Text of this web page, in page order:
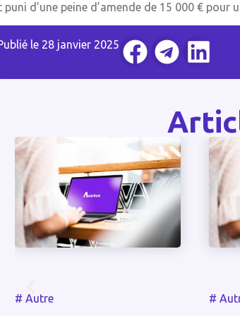
puni d’une peine d’amende de 15 000 €
le 28 janvier 2025
# Autre